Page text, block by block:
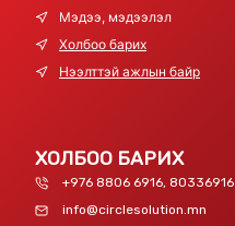
Мэдээ, мэдээлэл
Холбоо барих
Нээлттэй ажлын байр
ХОЛБОО БАРИХ
+976 8806 6916, 80336916
info@circlesolution.mn